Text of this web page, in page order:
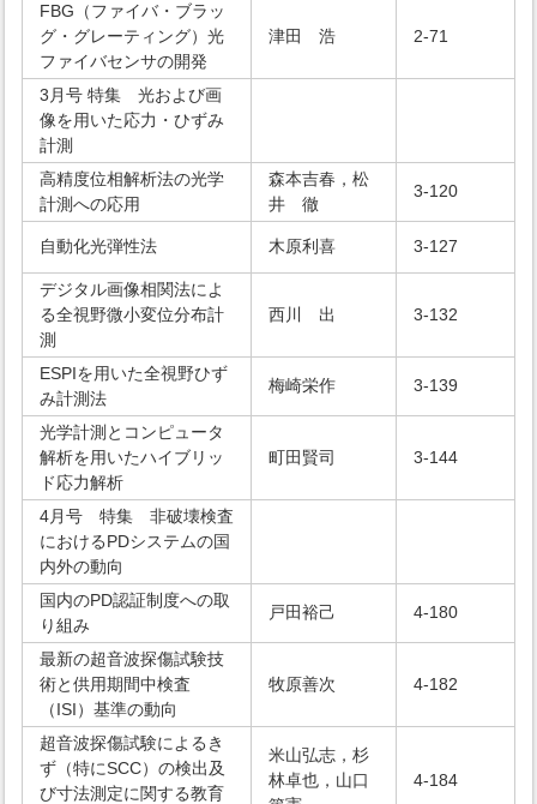
FBG（ファイバ・ブラッ
グ・グレーティング）光
ファイバセンサの開発
津田 浩 2-71
3月号 特集 光および画
像を用いた応力・ひずみ
計測
高精度位相解析法の光学
計測への応用
森本吉春，松
井 徹
3-120
自動化光弾性法 木原利喜 3-127
デジタル画像相関法によ
る全視野微小変位分布計
測
西川 出 3-132
ESPIを用いた全視野ひず
み計測法
梅崎栄作 3-139
光学計測とコンピュータ
解析を用いたハイブリッ
ド応力解析
町田賢司 3-144
4月号 特集 非破壊検査
におけるPDシステムの国
内外の動向
国内のPD認証制度への取
り組み
戸田裕己 4-180
最新の超音波探傷試験技
術と供用期間中検査
（ISI）基準の動向
牧原善次 4-182
超音波探傷試験によるき
ず（特にSCC）の検出及
び寸法測定に関する教育
米山弘志，杉
林卓也，山口
4-184